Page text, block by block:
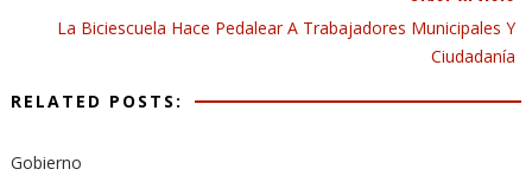
La Biciescuela Hace Pedalear A Trabajadores Municipales Y
Ciudadanía
RELATED POSTS:
Gobierno